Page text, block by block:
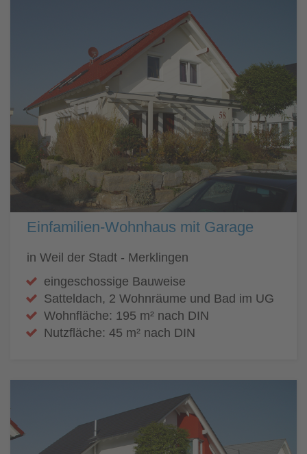
Einfamilien-Wohnhaus mit Garage
in Weil der Stadt - Merklingen
eingeschossige Bauweise
Satteldach, 2 Wohnräume und Bad im UG
Wohnfläche: 195 m² nach DIN
Nutzfläche: 45 m² nach DIN